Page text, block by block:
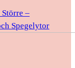
–
Spegelytor